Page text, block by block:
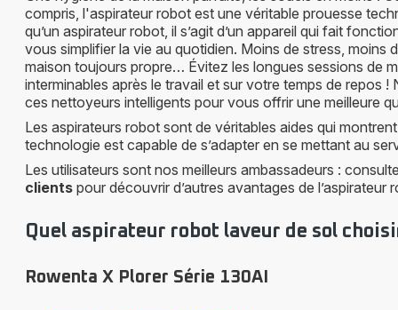
compris, l'aspirateur robot est une véritable prouesse
qu’un aspirateur robot, il s’agit d’un appareil qui fait
vous simplifier la vie au quotidien. Moins de stress, moins
maison toujours propre… Évitez les longues sessions de
interminables après le travail et sur votre temps de repos
ces nettoyeurs intelligents pour vous offrir une meilleure
Les aspirateurs robot sont de véritables aides qui
technologie est capable de s’adapter en se mettant au
Les utilisateurs sont nos meilleurs ambassadeurs :
clients pour découvrir d’autres avantages de l’aspirateur
Quel aspirateur robot laveur de sol
Rowenta X Plorer Série 130AI